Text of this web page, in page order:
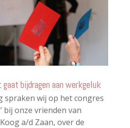
gaat bijdragen aan werkgeluk
spraken wij op het congres
bij onze vrienden van
a/d Zaan, over de